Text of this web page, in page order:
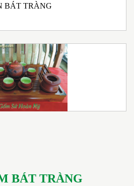
BÁT TRÀNG
BÁT TRÀNG